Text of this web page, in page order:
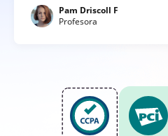
Pam Driscoll F
Profesora